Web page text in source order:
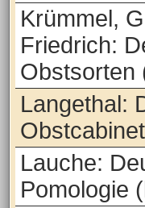
Krümmel,
Friedrich:
Obstsorten
Langethal:
Lauche:
Pomologie